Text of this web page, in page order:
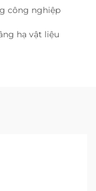
công nghiệp
hạ vật liệu